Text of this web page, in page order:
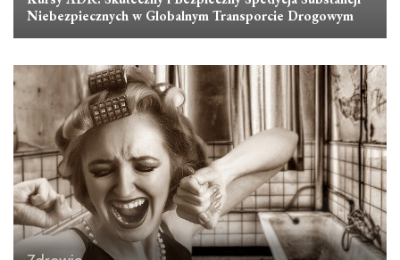
Niebezpiecznych w Globalnym Transporcie Drogowym